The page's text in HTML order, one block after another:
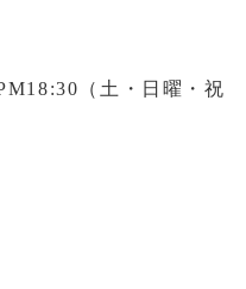
（土・日曜・祝